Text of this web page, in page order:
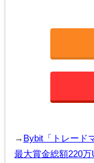
→ Bybit「トレード
最大賞金総額220